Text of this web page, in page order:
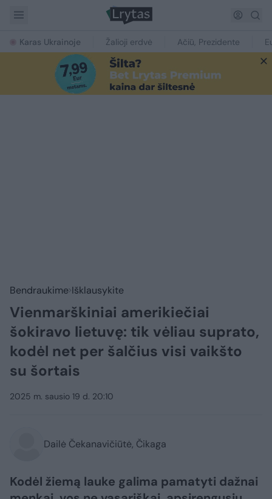
Karas Ukrainoje Žalioji erdvė Ačiū, Prezidente
Bendraukime Išklausykite
Vienmarškiniai amerikiečiai
šokiravo lietuvę: tik vėliau suprato,
kodėl net per šalčius visi vaikšto
su šortais
2025 m. sausio 19 d. 20:10
Dailė Čekanavičiūtė, Čikaga
Kodėl žiemą lauke galima pamatyti dažnai